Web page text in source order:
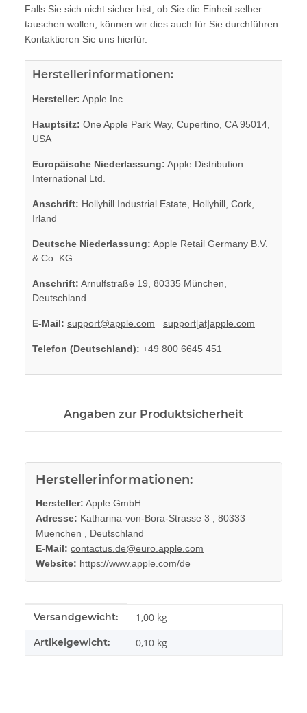
Falls Sie sich nicht sicher bist, ob Sie die Einheit selber
tauschen wollen, können wir dies auch für Sie durchführen.
Kontaktieren Sie uns hierfür.
Herstellerinformationen:
Hersteller: Apple Inc.
Hauptsitz: One Apple Park Way, Cupertino, CA 95014,
USA
Europäische Niederlassung: Apple Distribution
International Ltd.
Anschrift: Hollyhill Industrial Estate, Hollyhill, Cork,
Irland
Deutsche Niederlassung: Apple Retail Germany B.V.
& Co. KG
Anschrift: Arnulfstraße 19, 80335 München,
Deutschland
E-Mail: support@apple.com support[at]apple.com
Telefon (Deutschland): +49 800 6645 451
Angaben zur Produktsicherheit
Herstellerinformationen:
Hersteller: Apple GmbH
Adresse: Katharina-von-Bora-Strasse 3 , 80333
Muenchen , Deutschland
E-Mail: contactus.de@euro.apple.com
Website: https://www.apple.com/de
Produkteigenschaft
Wert
Versandgewicht: 1,00 kg
Artikelgewicht: 0,10 kg